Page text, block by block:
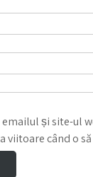
și site-ul
viitoare când o